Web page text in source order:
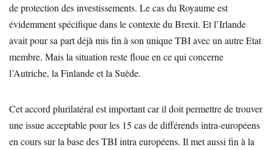
de protection des investissements. Le cas du Royaume est
évidemment spécifique dans le contexte du Brexit. Et l’Irlande
avait pour sa part déjà mis fin à son unique TBI avec un autre Etat
membre. Mais la situation reste floue en ce qui concerne
l’Autriche, la Finlande et la Suède.
Cet accord plurilatéral est important car il doit permettre de trouver
une issue acceptable pour les 15 cas de différends intra-européens
en cours sur la base des TBI intra européens. Il met aussi fin à la